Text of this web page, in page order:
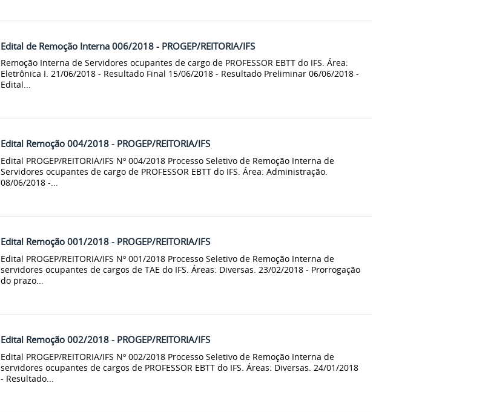
Edital de Remoção Interna 006/2018 - PROGEP/REITORIA/IFS
Remoção Interna de Servidores ocupantes de cargo de PROFESSOR EBTT do IFS. Área:
Eletrônica I. 21/06/2018 - Resultado Final 15/06/2018 - Resultado Preliminar 06/06/2018 -
Edital...
Edital Remoção 004/2018 - PROGEP/REITORIA/IFS
Edital PROGEP/REITORIA/IFS Nº 004/2018 Processo Seletivo de Remoção Interna de
Servidores ocupantes de cargo de PROFESSOR EBTT do IFS. Área: Administração.
08/06/2018 -...
Edital Remoção 001/2018 - PROGEP/REITORIA/IFS
Edital PROGEP/REITORIA/IFS Nº 001/2018 Processo Seletivo de Remoção Interna de
servidores ocupantes de cargos de TAE do IFS. Áreas: Diversas. 23/02/2018 - Prorrogação
do prazo...
Edital Remoção 002/2018 - PROGEP/REITORIA/IFS
Edital PROGEP/REITORIA/IFS Nº 002/2018 Processo Seletivo de Remoção Interna de
servidores ocupantes de cargos de PROFESSOR EBTT do IFS. Áreas: Diversas. 24/01/2018
- Resultado...